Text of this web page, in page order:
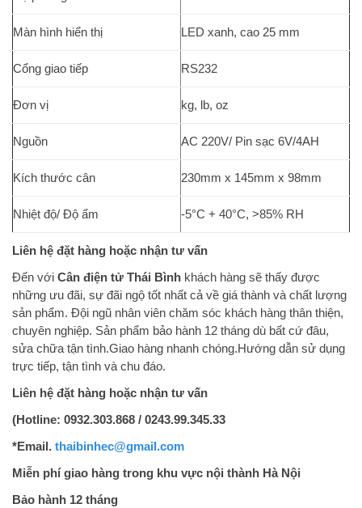
Màn hình hiển thị LED xanh, cao 25 mm
Cổng giao tiếp RS232
Đơn vị kg, lb, oz
Nguồn AC 220V/ Pin sạc 6V/4AH
Kích thước cân 230mm x 145mm x 98mm
Nhiệt độ/ Độ ẩm -5°C + 40°C, >85% RH
Liên hệ đặt hàng hoặc nhận tư vấn
Đến với Cân điện tử Thái Bình khách hàng sẽ thấy được
những ưu đãi, sự đãi ngộ tốt nhất cả về giá thành và chất lượng
sản phẩm. Đội ngũ nhân viên chăm sóc khách hàng thân thiện,
chuyên nghiệp. Sản phẩm bảo hành 12 tháng dù bất cứ đâu,
sửa chữa tận tình.Giao hàng nhanh chóng.Hướng dẫn sử dụng
trực tiếp, tận tình và chu đáo.
Liên hệ đặt hàng hoặc nhận tư vấn
(Hotline: 0932.303.868 / 0243.99.345.33
*Email. thaibinhec@gmail.com
Miễn phí giao hàng trong khu vực nội thành Hà Nội
Bảo hành 12 tháng